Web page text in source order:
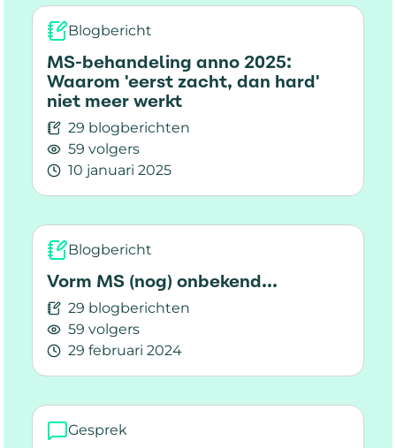
Blogbericht
MS-behandeling anno 2025:
Waarom 'eerst zacht, dan hard'
niet meer werkt
29 blogberichten
59 volgers
10 januari 2025
Lees meer over MS-behandeling anno 2025:
Blogbericht
Vorm MS (nog) onbekend...
29 blogberichten
59 volgers
29 februari 2024
Lees meer over Vorm MS (nog) onbekend...
Gesprek